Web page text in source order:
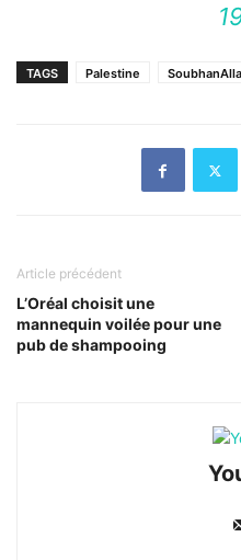
TAGS Palestine
Article précédent
L’Oréal choisit une
mannequin voilée pour une
pub de shampooing